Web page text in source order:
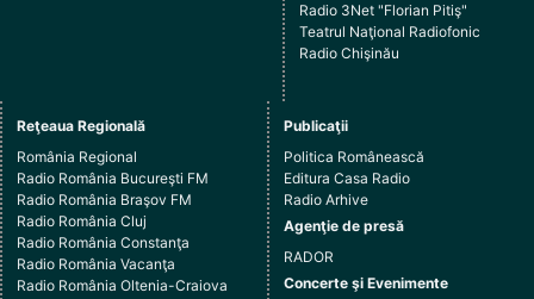
Radio 3Net "Florian Pitiş"
Teatrul Naţional Radiofonic
Radio Chişinău
Reţeaua Regională
România Regional
Radio România Bucureşti FM
Radio România Braşov FM
Radio România Cluj
Radio România Constanţa
Radio România Vacanţa
Radio România Oltenia-Craiova
Publicaţii
Politica Românească
Editura Casa Radio
Radio Arhive
Agenţie de presă
RADOR
Concerte şi Evenimente